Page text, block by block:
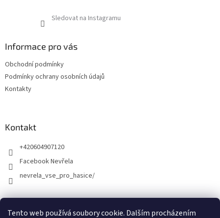
Tento web používá soubory cookie. Dalším procházením
Sledovat na Instagramu
Informace pro vás
Obchodní podmínky
Podmínky ochrany osobních údajů
Kontakty
Kontakt
+420604907120
Facebook Nevřela
nevrela_vse_pro_hasice/